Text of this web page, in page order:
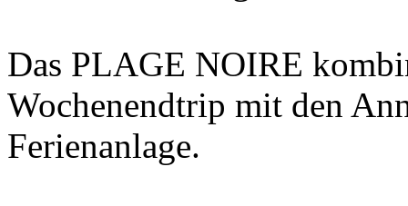
Das PLAGE NOIRE
Wochenendtrip mit den
Ferienanlage.